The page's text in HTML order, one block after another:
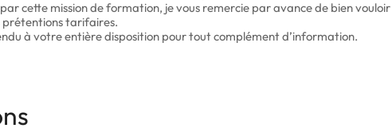
cette mission de formation, je vous remercie par avance de bien vouloir
prétentions tarifaires.
à votre entière disposition pour tout complément d’information.